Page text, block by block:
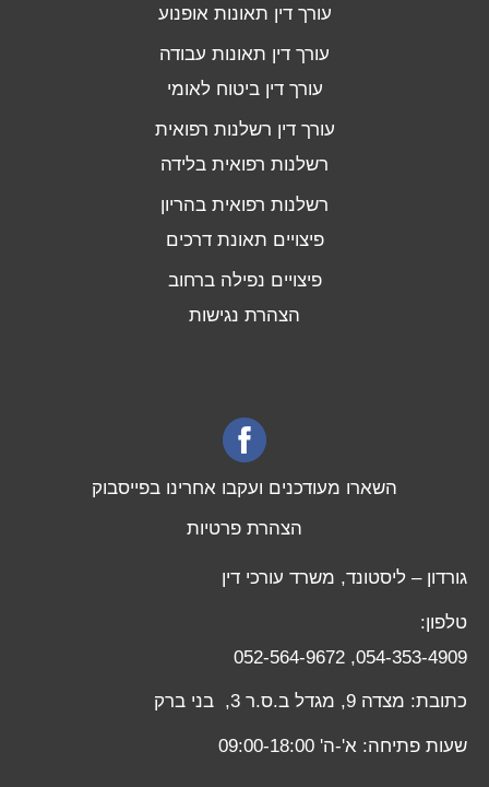
עורך דין תאונות אופנוע
עורך דין תאונות עבודה
עורך דין ביטוח לאומי
עורך דין רשלנות רפואית
רשלנות רפואית בלידה
רשלנות רפואית בהריון
פיצויים תאונת דרכים
פיצויים נפילה ברחוב
הצהרת נגישות
השארו מעודכנים ועקבו אחרינו בפייסבוק
הצהרת פרטיות
גורדון – ליסטונד, משרד עורכי דין
טלפון:
054-353-4909
,
052-564-9672
כתובת: מצדה 9, מגדל ב.ס.ר 3, בני ברק
שעות פתיחה: א'-ה' 09:00-18:00